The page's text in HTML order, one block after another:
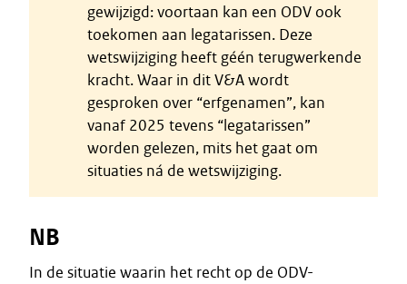
gewijzigd: voortaan kan een ODV ook
toekomen aan legatarissen. Deze
wetswijziging heeft géén terugwerkende
kracht. Waar in dit V&A wordt
gesproken over “erfgenamen”, kan
vanaf 2025 tevens “legatarissen”
worden gelezen, mits het gaat om
situaties ná de wetswijziging.
NB
In de situatie waarin het recht op de ODV-